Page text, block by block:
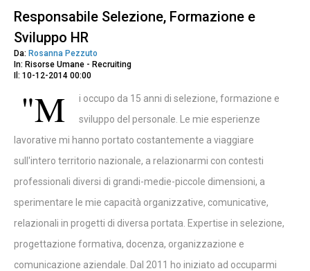
Responsabile Selezione, Formazione e
Sviluppo HR
Da: Rosanna Pezzuto
In: Risorse Umane - Recruiting
Il: 10-12-2014 00:00
"M
i occupo da 15 anni di selezione, formazione e
sviluppo del personale. Le mie esperienze
lavorative mi hanno portato costantemente a viaggiare
sull'intero territorio nazionale, a relazionarmi con contesti
professionali diversi di grandi-medie-piccole dimensioni, a
sperimentare le mie capacità organizzative, comunicative,
relazionali in progetti di diversa portata. Expertise in selezione,
progettazione formativa, docenza, organizzazione e
comunicazione aziendale. Dal 2011 ho iniziato ad occuparmi